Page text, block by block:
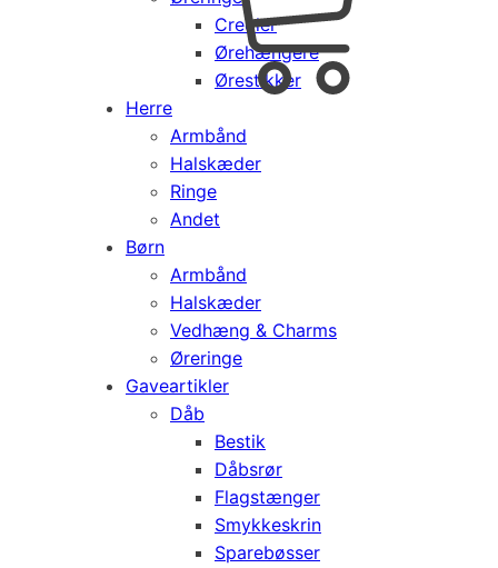
Creoler
Ørehængere
Ørestikker
Herre
Armbånd
Halskæder
Ringe
Andet
Børn
Armbånd
Halskæder
Vedhæng & Charms
Øreringe
Gaveartikler
Dåb
Bestik
Dåbsrør
Flagstænger
Smykkeskrin
Sparebøsser
Products